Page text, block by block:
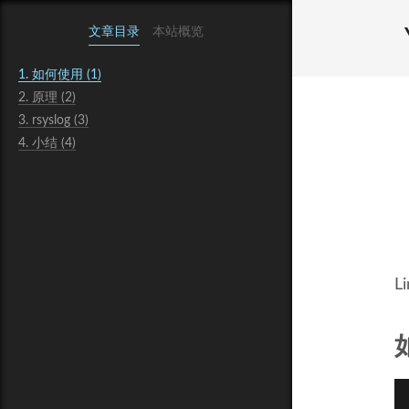
文章目录 本站概览
1. 如何使用 (1)
2. 原理 (2)
3. rsyslog (3)
4. 小结 (4)